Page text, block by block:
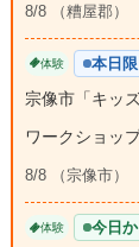
8/8 （糟屋郡）
体験 本日限
宗像市「キッ
ワークショッ
8/8 （宗像市）
体験 今日